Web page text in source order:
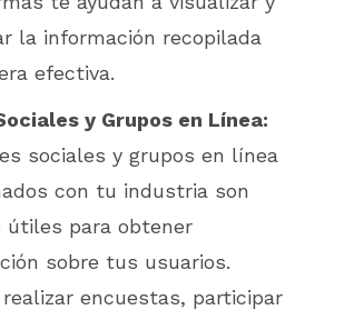
la información recopilada
efectiva.
y Grupos en Línea:
sociales y grupos en línea
con tu industria son
útiles para obtener
sobre tus usuarios.
realizar encuestas, participar